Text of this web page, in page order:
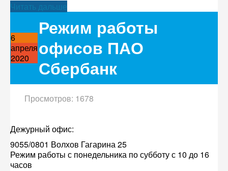
Читать дальше
6
апреля
2020
Режим работы
офисов ПАО
Сбербанк
Просмотров: 1678
Дежурный офис:
9055/0801 Волхов Гагарина 25
Режим работы с понедельника по субботу с 10 до 16
часов